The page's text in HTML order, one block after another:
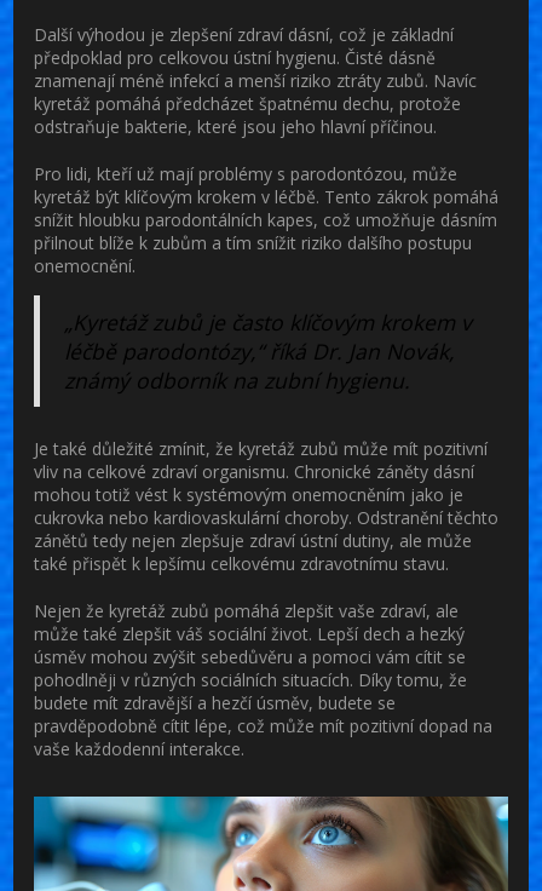
Další výhodou je zlepšení zdraví dásní, což je základní
předpoklad pro celkovou ústní hygienu. Čisté dásně
znamenají méně infekcí a menší riziko ztráty zubů. Navíc
kyretáž pomáhá předcházet špatnému dechu, protože
odstraňuje bakterie, které jsou jeho hlavní příčinou.
Pro lidi, kteří už mají problémy s parodontózou, může
kyretáž být klíčovým krokem v léčbě. Tento zákrok pomáhá
snížit hloubku parodontálních kapes, což umožňuje dásním
přilnout blíže k zubům a tím snížit riziko dalšího postupu
onemocnění.
„Kyretáž zubů je často klíčovým krokem v
léčbě parodontózy,“ říká Dr. Jan Novák,
známý odborník na zubní hygienu.
Je také důležité zmínit, že kyretáž zubů může mít pozitivní
vliv na celkové zdraví organismu. Chronické záněty dásní
mohou totiž vést k systémovým onemocněním jako je
cukrovka nebo kardiovaskulární choroby. Odstranění těchto
zánětů tedy nejen zlepšuje zdraví ústní dutiny, ale může
také přispět k lepšímu celkovému zdravotnímu stavu.
Nejen že kyretáž zubů pomáhá zlepšit vaše zdraví, ale
může také zlepšit váš sociální život. Lepší dech a hezký
úsměv mohou zvýšit sebedůvěru a pomoci vám cítit se
pohodlněji v různých sociálních situacích. Díky tomu, že
budete mít zdravější a hezčí úsměv, budete se
pravděpodobně cítit lépe, což může mít pozitivní dopad na
vaše každodenní interakce.